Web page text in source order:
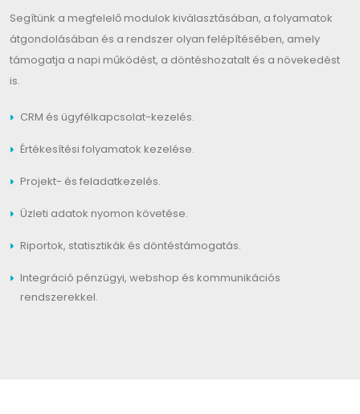
Segítünk a megfelelő modulok kiválasztásában, a folyamatok
átgondolásában és a rendszer olyan felépítésében, amely
támogatja a napi működést, a döntéshozatalt és a növekedést
is.
CRM és ügyfélkapcsolat-kezelés.
Értékesítési folyamatok kezelése.
Projekt- és feladatkezelés.
Üzleti adatok nyomon követése.
Riportok, statisztikák és döntéstámogatás.
Integráció pénzügyi, webshop és kommunikációs
rendszerekkel.